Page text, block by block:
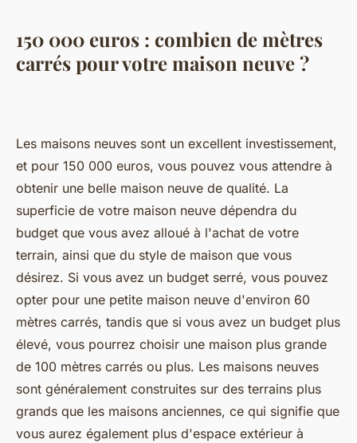
150 000 euros : combien de mètres
carrés pour votre maison neuve ?
Les maisons neuves sont un excellent investissement,
et pour 150 000 euros, vous pouvez vous attendre à
obtenir une belle maison neuve de qualité. La
superficie de votre maison neuve dépendra du
budget que vous avez alloué à l'achat de votre
terrain, ainsi que du style de maison que vous
désirez. Si vous avez un budget serré, vous pouvez
opter pour une petite maison neuve d'environ 60
mètres carrés, tandis que si vous avez un budget plus
élevé, vous pourrez choisir une maison plus grande
de 100 mètres carrés ou plus. Les maisons neuves
sont généralement construites sur des terrains plus
grands que les maisons anciennes, ce qui signifie que
vous aurez également plus d'espace extérieur à